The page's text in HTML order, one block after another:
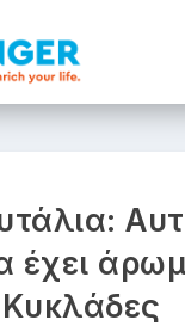
έχει
Κυκλάδες